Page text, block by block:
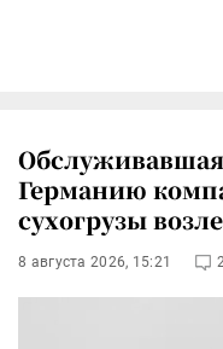
Германию
сухогрузы
8 августа 2026, 15:21